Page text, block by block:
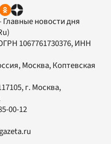
Главные новости дня
1067761730376, ИНН
Москва, Коптевская
, г. Москва,
00-12